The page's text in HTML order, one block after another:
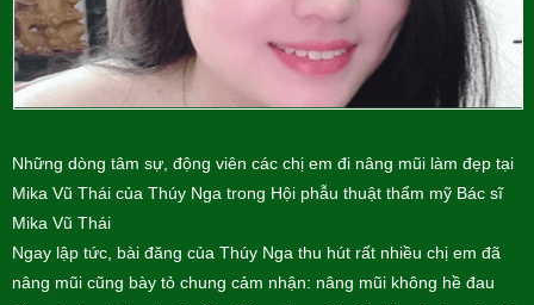
Những dòng tâm sự, động viên các chị em đi nâng mũi làm đẹp tại
Mika Vũ Thái của Thúy Nga trong Hội phẫu thuật thẩm mỹ Bác sĩ
Mika Vũ Thái
Ngay lập tức, bài đăng của Thúy Nga thu hút rất nhiều chị em đã
nâng mũi cũng bày tỏ chung cảm nhận: nâng mũi không hề đau